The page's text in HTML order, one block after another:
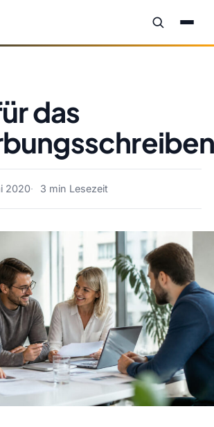
das
2020 3 min Lesezeit